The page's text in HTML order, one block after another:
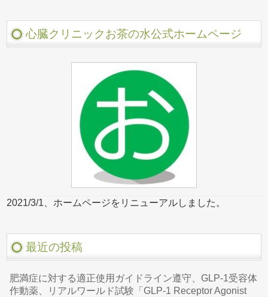
心臓クリニックお茶の水公式ホームページ
2021/3/1、ホームページをリニューアルしました。
最近の投稿
肥満症に対する適正使用ガイドライン遵守、GLP-1受容体
作動薬、リアルワールド試験「GLP-1 Receptor Agonist